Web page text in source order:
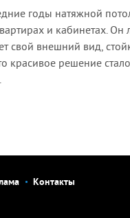
годы натяжной
и кабинетах. Он
свой внешний вид,
красивое решение
Контакты